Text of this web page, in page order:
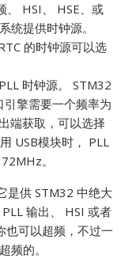
、 HSI、 HSE、或
统提供时钟源。
的时钟源可以选
时钟源。 STM32
擎需要一个频率为
端获取，可以选择
USB模块时， PLL
。
是供 STM32 中绝大
输出、 HSI 或者
也可以超频，不过一
频的。